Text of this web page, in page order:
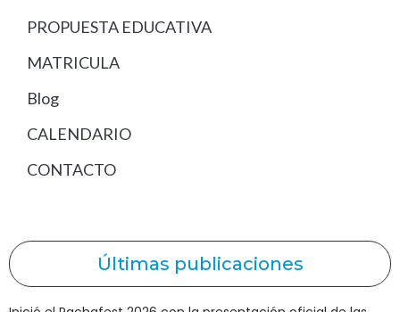
PROPUESTA EDUCATIVA
MATRICULA
Blog
CALENDARIO
CONTACTO
Últimas publicaciones